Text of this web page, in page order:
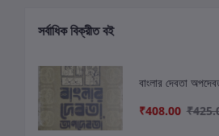
সর্বাধিক বিক্রীত বই
বাংলার দেবতা
₹408.00